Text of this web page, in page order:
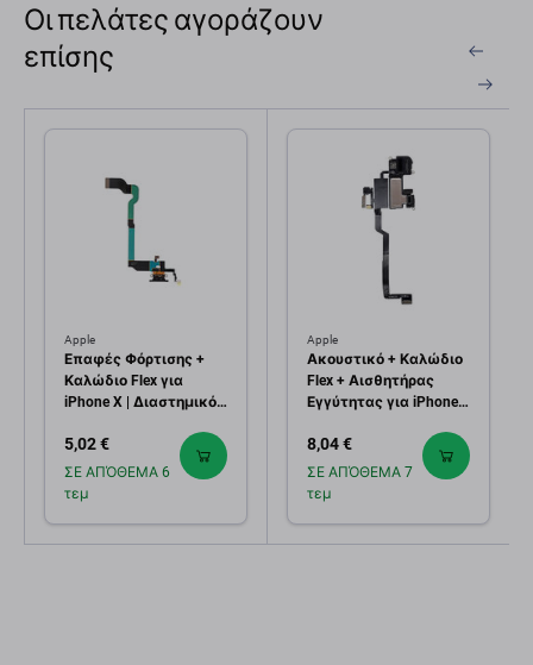
Οι πελάτες αγοράζουν
επίσης
Apple
Επαφές Φόρτισης +
Καλώδιο Flex για
iPhone X | Διαστημικό
5,02 €
ΣΕ ΑΠΌΘΕΜΑ 6
τεμ
Apple
Ακουστικό + Καλώδιο
Flex + Αισθητήρας
Εγγύτητας για iPhone
8,04 €
ΣΕ ΑΠΌΘΕΜΑ 7
τεμ